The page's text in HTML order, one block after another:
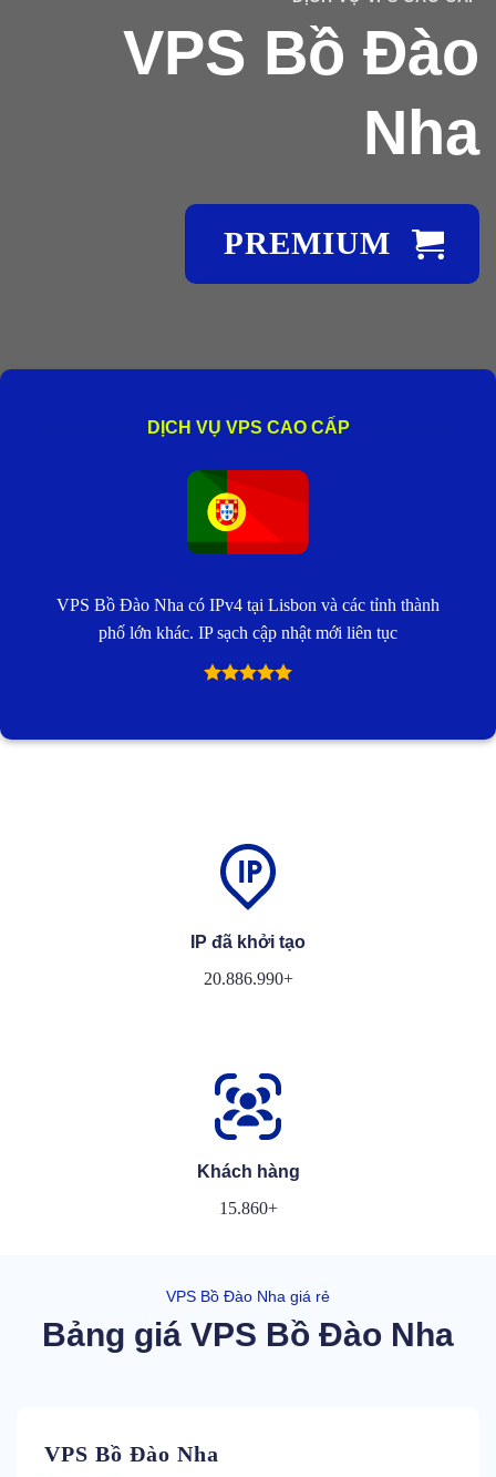
VPS Bồ Đào
Nha
PREMIUM
DỊCH VỤ VPS CAO CẤP
VPS Bồ Đào Nha có IPv4 tại Lisbon và các tỉnh thành
phố lớn khác. IP sạch cập nhật mới liên tục
IP đã khởi tạo
20.886.990+
Khách hàng
15.860+
VPS Bồ Đào Nha giá rẻ
Bảng giá VPS Bồ Đào Nha
VPS Bồ Đào Nha